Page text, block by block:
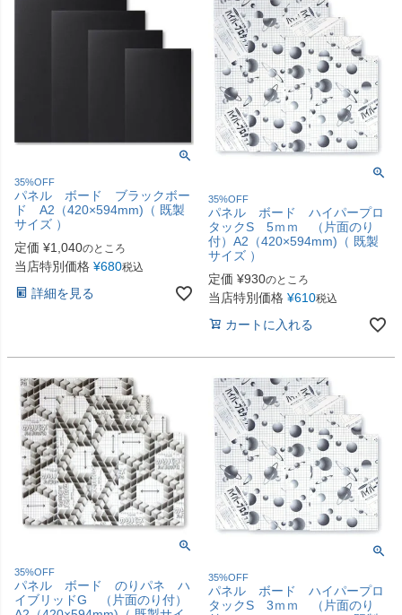
35%OFF
パネル ボード ブラックボー
ド A2（420×594mm)（ 既製
サイズ ）
定価 ¥1,040のところ
当店特別価格 ¥680税込
詳細を見る
35%OFF
パネル ボード ハイパープロ
タックS 5ｍｍ （片面のり
付）A2（420×594mm)（ 既製
サイズ ）
定価 ¥930のところ
当店特別価格 ¥610税込
カートに入れる
35%OFF
パネル ボード のりパネ ハ
イブリッドG （片面のり付）
35%OFF
パネル ボード ハイパープロ
タックS 3ｍｍ （片面のり